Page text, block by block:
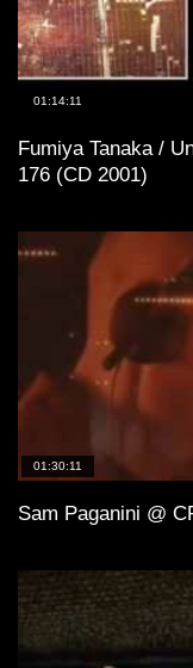
01:14:11
Fumiya Tanaka /
176 (CD 2001)
01:30:11
Sam Paganini @